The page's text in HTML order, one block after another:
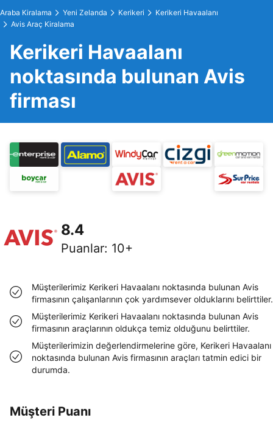
Araba Kiralama Yeni Zelanda Kerikeri
Kerikeri Havaalanı
Avis Araç Kiralama
Kerikeri Havaalanı
noktasında bulunan Avis
firması
8.4
Puanlar: 10+
Müşterilerimiz Kerikeri Havaalanı noktasında bulunan Avis
firmasının çalışanlarının çok yardımsever olduklarını belirttiler.
Müşterilerimiz Kerikeri Havaalanı noktasında bulunan Avis
firmasının araçlarının oldukça temiz olduğunu belirttiler.
Müşterilerimizin değerlendirmelerine göre, Kerikeri Havaalanı
noktasında bulunan Avis firmasının araçları tatmin edici bir
durumda.
Müşteri Puanı